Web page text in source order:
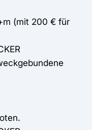
(mit 200 € für